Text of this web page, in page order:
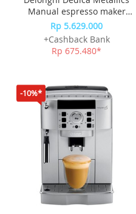
Manual espresso maker
EC785.BG
Rp 5.629.000
+Cashback Bank
Rp 675.480*
-10%*